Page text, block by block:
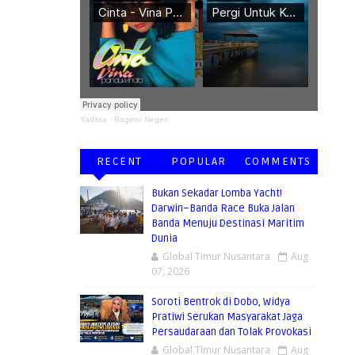
Yaditsa · Bagimu Negeri
RECENT POPULAR COMMENTS
Bukan Sekadar Lomba Yacht!
Darwin–Banda Race Buka Jalan
Banda Menuju Destinasi Maritim
Dunia
Global Timur Nusantara
Aug
07, 2026
Soroti Bentrok di Dobo, Widya
Pratiwi Serukan Masyarakat Jaga
Persaudaraan dan Tolak Provokasi
Global Timur Nusantara Aug